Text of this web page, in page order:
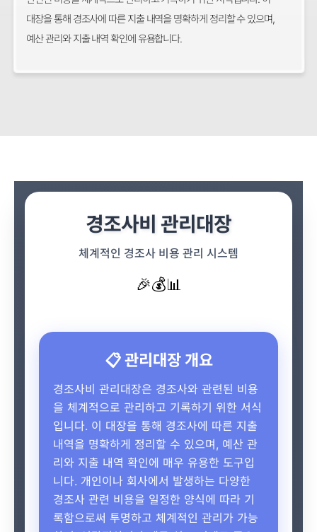
대장을 통해 경조사에 따른 지출 내역을 명확하게 정리할 수 있으며,
예산 관리와 지출 내역 확인에 유용합니다.
경조사비 관리대장
체계적인 경조사 비용 관리 시스템
🎉💰📊
📋 관리대장 개요
경조사비 관리대장은 경조사와 관련된 비용
을 체계적으로 관리하고 기록하기 위한 서식
입니다. 이 대장을 통해 경조사에 따른 지출
내역을 명확하게 정리할 수 있으며, 예산 관
리와 지출 내역 확인에 매우 유용한 도구입
니다. 개인이나 회사에서 발생하는 다양한
경조사 관련 비용을 일정한 양식에 따라 기
록함으로써 투명하고 체계적인 관리가 가능